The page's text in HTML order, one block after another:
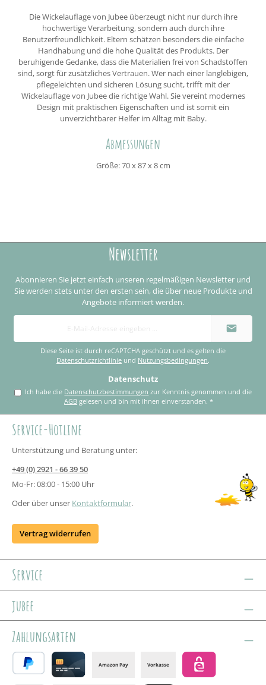
Die Wickelauflage von Jubee überzeugt nicht nur durch ihre
hochwertige Verarbeitung, sondern auch durch ihre
Benutzerfreundlichkeit. Eltern schätzen besonders die einfache
Handhabung und die hohe Qualität des Produkts. Der
beruhigende Gedanke, dass die Materialien frei von Schadstoffen
sind, sorgt für zusätzliches Vertrauen. Wer nach einer langlebigen,
pflegeleichten und sicheren Lösung sucht, trifft mit der
Wickelauflage von Jubee die richtige Wahl. Sie vereint modernes
Design mit praktischen Eigenschaften und ist somit ein
unverzichtbarer Helfer im Alltag mit Baby.
Abmessungen
Größe: 70 x 87 x 8 cm
Newsletter
Abonnieren Sie jetzt einfach unseren regelmäßigen Newsletter und
Sie werden stets unter den ersten sein, die über neue Produkte und
Angebote informiert werden.
E-
Adresse
Diese Seite ist durch reCAPTCHA geschützt und es gelten die
Datenschutzrichtlinie und Nutzungsbedingungen.
Datenschutz
Ich habe die Datenschutzbestimmungen
AGB gelesen und bin mit ihnen einverstanden.*
Service-Hotline
Unterstützung und Beratung unter:
+49 (0) 2921 - 66 39 50
Mo-Fr: 08:00 - 15:00 Uhr
Oder über unser Kontaktformular.
Vertrag widerrufen
Service
jubee
Zahlungsarten
Amazon Pay Vorkasse